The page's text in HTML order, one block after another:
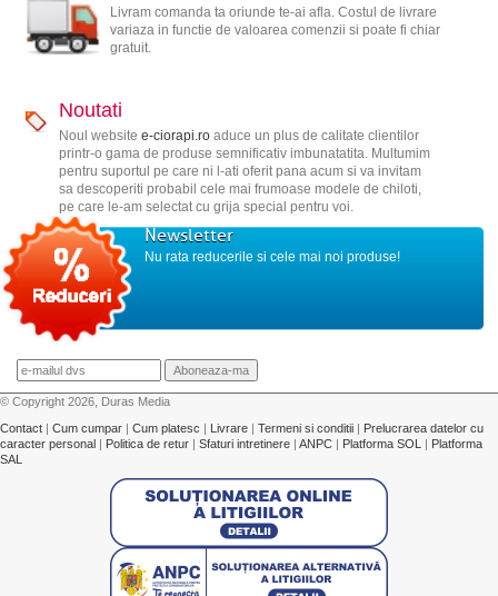
Livram comanda ta oriunde te-ai afla. Costul de livrare
variaza in functie de valoarea comenzii si poate fi chiar
gratuit.
Noutati
Noul website e-ciorapi.roaduce un plus de calitate clientilor
printr-o gama de produse semnificativ imbunatatita. Multumim
pentru suportul pe care ni l-ati oferit pana acum si va invitam
sa descoperiti probabil cele mai frumoase modele de chiloti,
pe care le-am selectat cu grija special pentru voi.
Newsletter
Nu rata reducerile si cele mai noi produse!
© Copyright 2026, Duras Media
Contact | Cum cumpar | Cum platesc | Livrare | Termeni si conditii | Prelucrarea datelor cu
caracter personal | Politica de retur | Sfaturi intretinere | ANPC | Platforma SOL | Platforma
SAL